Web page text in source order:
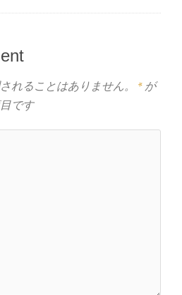
れることはありません。 *が
です